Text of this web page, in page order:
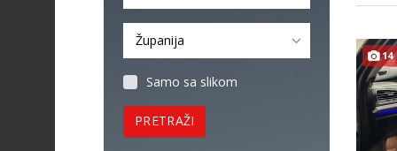
Županija
Samo sa slikom
PRETRAŽI
14